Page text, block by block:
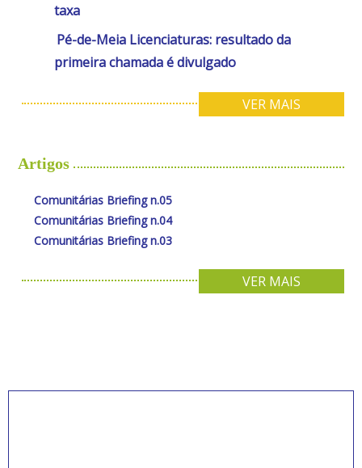
taxa
Pé-de-Meia Licenciaturas: resultado da
primeira chamada é divulgado
VER MAIS
Artigos
Comunitárias Briefing n.05
Comunitárias Briefing n.04
Comunitárias Briefing n.03
VER MAIS